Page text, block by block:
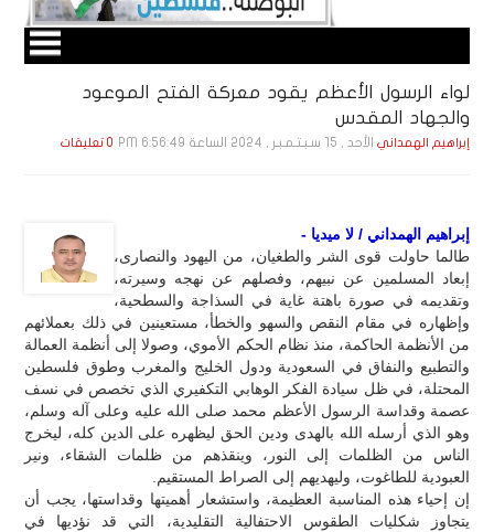
لواء الرسول الأعظم يقود معركة الفتح الموعود
والجهاد المقدس
إبراهيم الهمداني الأحد , 15 سـبـتـمـبـر , 2024 الساعة 6:56:49 PM 0 تعليقات
إبراهيم الهمداني / لا ميديا -
طالما حاولت قوى الشر والطغيان، من اليهود والنصارى،
إبعاد المسلمين عن نبيهم، وفصلهم عن نهجه وسيرته،
وتقديمه في صورة باهتة غاية في السذاجة والسطحية،
وإظهاره في مقام النقص والسهو والخطأ، مستعينين في ذلك بعملائهم
من الأنظمة الحاكمة، منذ نظام الحكم الأموي، وصولا إلى أنظمة العمالة
والتطبيع والنفاق في السعودية ودول الخليج والمغرب وطوق فلسطين
المحتلة، في ظل سيادة الفكر الوهابي التكفيري الذي تخصص في نسف
عصمة وقداسة الرسول الأعظم محمد صلى الله عليه وعلى آله وسلم،
وهو الذي أرسله الله بالهدى ودين الحق ليظهره على الدين كله، ليخرج
الناس من الظلمات إلى النور، وينقذهم من ظلمات الشقاء، ونير
العبودية للطاغوت، وليهديهم إلى الصراط المستقيم.
إن إحياء هذه المناسبة العظيمة، واستشعار أهميتها وقداستها، يجب أن
يتجاوز شكليات الطقوس الاحتفالية التقليدية، التي قد نؤديها في